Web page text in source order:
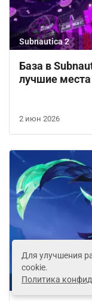
Subnautica 2
База в
лучшие места
2 июн 2026
Genshin Impact
Для улучшения
cookie.
Политика